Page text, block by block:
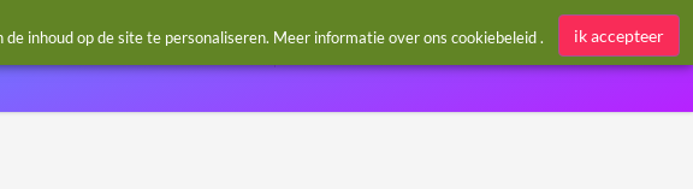
Aanmelden / Register
inhoud op de site te personaliseren. Meer informatie over ons cookiebeleid. ik accepteer